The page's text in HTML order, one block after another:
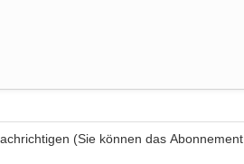
(Sie können das Abonnement